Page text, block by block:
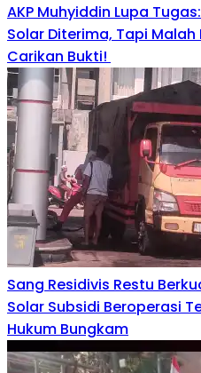
AKP Muhyiddin Lupa
Solar Diterima, Tapi
Carikan Bukti!
Sang Residivis Restu
Solar Subsidi Beroperasi
Hukum Bungkam